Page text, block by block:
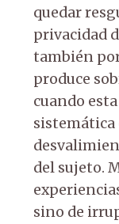
quedar
privacidad
también
produce
cuando
sistemática
del sujeto.
sino de